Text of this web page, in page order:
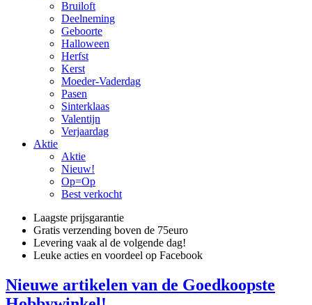
Bruiloft
Deelneming
Geboorte
Halloween
Herfst
Kerst
Moeder-Vaderdag
Pasen
Sinterklaas
Valentijn
Verjaardag
Aktie
Aktie
Nieuw!
Op=Op
Best verkocht
Laagste prijsgarantie
Gratis verzending boven de 75euro
Levering vaak al de volgende dag!
Leuke acties en voordeel op Facebook
Nieuwe artikelen van de Goedkoopste